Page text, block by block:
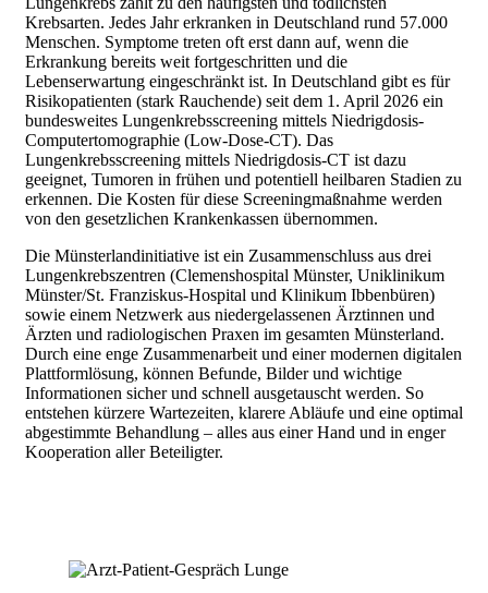
Krebsarten. Jedes Jahr erkranken in Deutschland rund 57.000
Menschen. Symptome treten oft erst dann auf, wenn die
Erkrankung bereits weit fortgeschritten und die
Lebenserwartung eingeschränkt ist. In Deutschland gibt es für
Risikopatienten (stark Rauchende) seit dem 1. April 2026 ein
bundesweites Lungenkrebsscreening mittels Niedrigdosis-
Computertomographie (Low-Dose-CT). Das
Lungenkrebsscreening mittels Niedrigdosis-CT ist dazu
geeignet, Tumoren in frühen und potentiell heilbaren Stadien zu
erkennen. Die Kosten für diese Screeningmaßnahme werden
von den gesetzlichen Krankenkassen übernommen.
Die Münsterlandinitiative ist ein Zusammenschluss aus drei
Lungenkrebszentren (Clemenshospital Münster, Uniklinikum
Münster/St. Franziskus-Hospital und Klinikum Ibbenbüren)
sowie einem Netzwerk aus niedergelassenen Ärztinnen und
Ärzten und radiologischen Praxen im gesamten Münsterland.
Durch eine enge Zusammenarbeit und einer modernen digitalen
Plattformlösung, können Befunde, Bilder und wichtige
Informationen sicher und schnell ausgetauscht werden. So
entstehen kürzere Wartezeiten, klarere Abläufe und eine optimal
abgestimmte Behandlung – alles aus einer Hand und in enger
Kooperation aller Beteiligter.